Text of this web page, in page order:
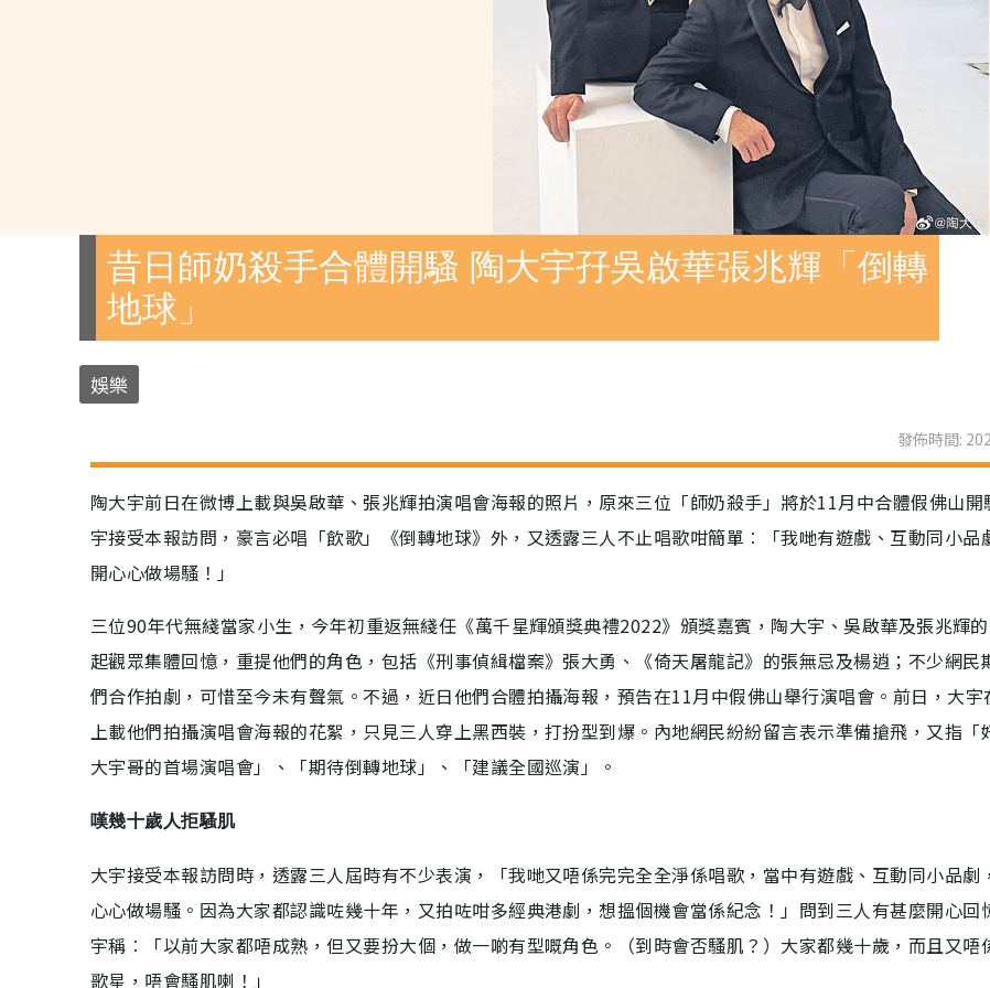
昔日師奶殺手合體開騷 陶大宇孖吳啟華張兆輝「倒轉
地球」
娛樂
發佈時間:
陶大宇前日在微博上載與吳啟華、張兆輝拍演唱會海報的照片，原來三位「師奶殺手」將於11月中合體假佛山開
宇接受本報訪問，豪言必唱「飲歌」《倒轉地球》外，又透露三人不止唱歌咁簡單︰「我哋有遊戲、互動同小品
開心心做場騷！」
三位90年代無綫當家小生，今年初重返無綫任《萬千星輝頒獎典禮2022》頒獎嘉賓，陶大宇、吳啟華及張兆輝
起觀眾集體回憶，重提他們的角色，包括《刑事偵緝檔案》張大勇、《倚天屠龍記》的張無忌及楊逍；不少網民
們合作拍劇，可惜至今未有聲氣。不過，近日他們合體拍攝海報，預告在11月中假佛山舉行演唱會。前日，大宇
上載他們拍攝演唱會海報的花絮，只見三人穿上黑西裝，打扮型到爆。內地網民紛紛留言表示準備搶飛，又指「
大宇哥的首場演唱會」、「期待倒轉地球」、「建議全國巡演」。
嘆幾十歲人拒騷肌
大宇接受本報訪問時，透露三人屆時有不少表演，「我哋又唔係完完全全淨係唱歌，當中有遊戲、互動同小品劇
心心做場騷。因為大家都認識咗幾十年，又拍咗咁多經典港劇，想搵個機會當係紀念！」問到三人有甚麼開心回
宇稱︰「以前大家都唔成熟，但又要扮大個，做一啲有型嘅角色。（到時會否騷肌？）大家都幾十歲，而且又唔
歌星，唔會騷肌喇！」